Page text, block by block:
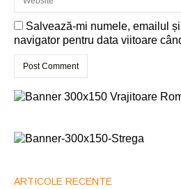
Salvează-mi numele, emailul
navigator pentru data viitoare
ARTICOLE RECENTE